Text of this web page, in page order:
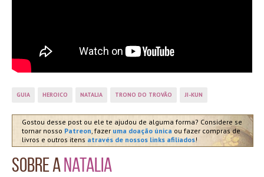
GUIA HEROICO NATALIA TRONO DO TROVÃO JI-KUN
Gostou desse post ou ele te ajudou de alguma forma? Considere se
tornar nosso Patreon, fazer uma doação única ou fazer compras de
livros e outros itens através de nossos links afiliados!
Sobre aNatalia